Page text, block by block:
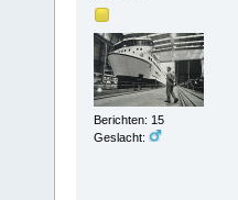
Berichten: 15
Geslacht: